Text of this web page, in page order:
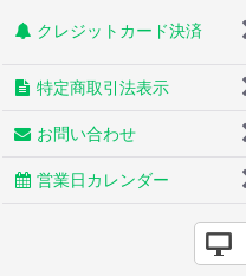
クレジットカード決済
特定商取引法表示
お問い合わせ
営業日カレンダー